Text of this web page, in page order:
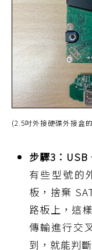
(2.5吋外接硬碟外接盒
步驟3：USB
有些型號的
板，捨棄
路板上，這
傳輸進行交
到，就能判